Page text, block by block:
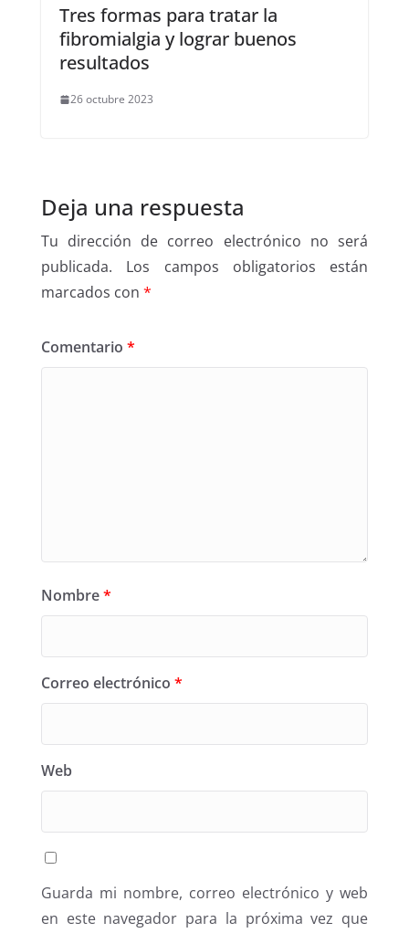
Tres formas para tratar la
fibromialgia y lograr buenos
resultados
26 octubre 2023
Deja una respuesta
Tu dirección de correo electrónico no será
publicada.
Los campos obligatorios están
marcados con *
Comentario *
Nombre*
Correo electrónico *
Web
Guarda mi nombre, correo electrónico y web
en este navegador para la próxima vez que